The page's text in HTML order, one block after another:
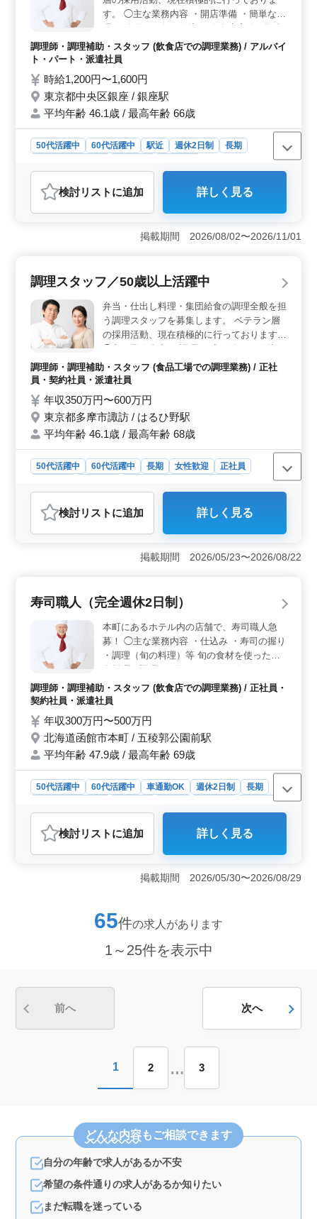
制の平日休みとなります。有給休暇も法定通りに付与さ
れるため、仕事とプライベートのバランスを保ちながら
働けます。
す。 ◯主な業務内容 ・開店準備 ・簡単な調
優遇します！ 勤務時間応相談です。 ライフ
スタイルに合った働き方も可能です！
調理師・調理補助・スタッフ (飲食店での調理業務) / アルバイ
ト・パート・派遣社員
時給1,200円〜1,600円
東京都中央区銀座 / 銀座駅
平均年齢 46.1歳 / 最高年齢 66歳
50代活躍中 60代活躍中 駅近 週休2日制
長期
調理師・調理補助・スタッフ
おすすめポイント
＜勤務時間の柔軟性＞ この求人は勤務時間応相談のた
め、ライフスタイルに合わせた働き方が可能です。週3日
から5日までの選択肢があり、シフトの柔軟性が高い点が
極的に採用しており、幅広い年齢層が活躍できる職場で
す。経験豊富な方々が多く在籍しているため、安心して
働ける環境が整っています。特に飲食店実務経験者は優
遇される点が魅力です。 ＜立地の利便性＞ 銀座駅
近くという好立地で通勤が非常に便利です。公共交通機
関を利用することで、通勤時間を短縮できる点が大きな
メリットです。また、通勤手当も実費支給されるため、
経済的な負担も軽減されます。
検討リスト に追加 詳しく見る
掲載期間 2026/08/02〜2026/11/01
調理スタッフ／50歳以上活躍中
弁当・仕出し料理・集団給食の調理全般を担
う調理スタッフを募集します。 ベテラン層
の採用活動、現在積極的に行っております。
・食器洗浄、清掃 ・厨房業務 ・調理補助 調
理師免許又は栄養士資格保有者の方は条件面
ど、なんらかの調理経験をお持ちの方歓迎し
ます。前職が居酒屋やレストランのキッチン
スタッフという方も活躍しています。 今ま
での経験を活かして、厨房で活躍してみませ
んか？
調理師・調理補助・スタッフ (食品工場での調理業務) / 正社
員・契約社員・派遣社員
年収350万円〜600万円
東京都多摩市諏訪 / はるひ野駅
平均年齢 46.1歳 / 最高年齢 68歳
50代活躍中 60代活躍中 長期 女性歓迎
正社員
おすすめポイント
＜ベテラン層が活躍できる環境＞ 中高年の方々が積極
的に採用され、経験豊富な方々が活躍中の職場です。ベ
テラン層にとって、自身の経験をフルに活かしながら働
ける環境が整っています。さらに、調理師免許や栄養士
食、洋食、中華、寿司など幅広い調理経験を活かせま
き、異なるジャンルの経験者も歓迎される柔軟な環境が
魅力です。異業種からの転職でもスムーズに馴染める点
がポイントです。 ＜安定した雇用と働きやすさ＞
正社員、契約社員、派遣社員のいずれかの雇用形態が選
べ、安定した雇用が期待できます。また、週休二日のシ
フト制で、ライフスタイルに合わせた働き方が可能で
が整っています。
検討リスト に追加 詳しく見る
掲載期間 2026/05/23〜2026/08/22
寿司職人（完全週休2日制）
本町にあるホテル内の店舗で、寿司職人急
募！ ◯主な業務内容 ・仕込み ・寿司の握り
・調理（旬の料理）等 旬の食材を使った和
キルを活かして働ける環境を整えておりま
す。 完全週休2日制！残業もありません。
として活躍していただける方のご応募をお待
ちしています。
調理師・調理補助・スタッフ (飲食店での調理業務) / 正社員・
契約社員・派遣社員
年収300万円〜500万円
北海道函館市本町 / 五稜郭公園前駅
平均年齢 47.9歳 / 最高年齢 69歳
50代活躍中 60代活躍中 車通勤OK 週休2日制
長期
派遣社員
おすすめポイント
＜働きやすさと高待遇＞ 週休2日制で残業がないため、
オンとオフの切り替えがしやすく、ワークライフバラン
スを大切にしたい方に最適です。また、車通勤が可能で
す。 ＜熟練の技を発揮できる環境＞ 寿司職人とし
て、仕込みや握りなどの技術を活かせる環境が整ってい
切にした料理を提供できるのが魅力です。これまでの経
中です。長期的に働きたい方や、これまでのキャリアを
検討リスト に追加 詳しく見る
掲載期間 2026/05/30〜2026/08/29
65件の求人があります
1～25件を表示中
前へ 次へ
1 2 … 3
どんな内容もご相談できます
自分の年齢で求人があるか不安
希望の条件通りの求人があるか知りたい
まだ転職を迷っている